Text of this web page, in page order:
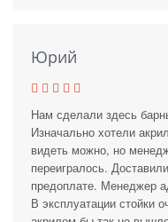
Юрий
Нам сделали здесь
Изначально хотели
видеть можно, но
переигралось.
предоплате. Менеджер
В эксплуатации стойки